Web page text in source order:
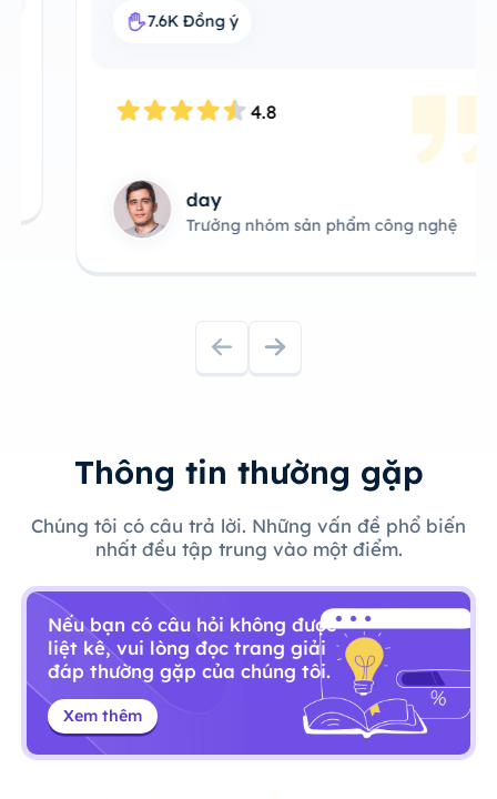
7.6K Đồng ý
4.8
day
Trưởng nhóm sản phẩm công nghệ
Thông tin thường gặp
Chúng tôi có câu trả lời. Những vấn đề phổ biến
nhất đều tập trung vào một điểm.
Nếu bạn có câu hỏi không được
liệt kê, vui lòng đọc trang giải
đáp thường gặp của chúng tôi.
Xem thêm